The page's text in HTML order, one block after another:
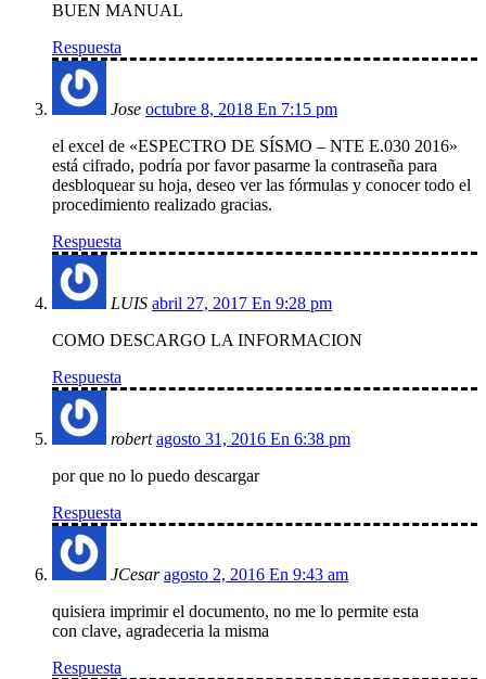
BUEN MANUAL
Respuesta
Jose octubre 8, 2018 En 7:15 pm
el excel de «ESPECTRO DE SÍSMO – NTE E.030 2016»
está cifrado, podría por favor pasarme la contraseña para
desbloquear su hoja, deseo ver las fórmulas y conocer todo el
procedimiento realizado gracias.
Respuesta
LUIS abril 27, 2017 En 9:28 pm
COMO DESCARGO LA INFORMACION
Respuesta
robert agosto 31, 2016 En 6:38 pm
por que no lo puedo descargar
Respuesta
JCesar agosto 2, 2016 En 9:43 am
quisiera imprimir el documento, no me lo permite esta
con clave, agradeceria la misma
Respuesta